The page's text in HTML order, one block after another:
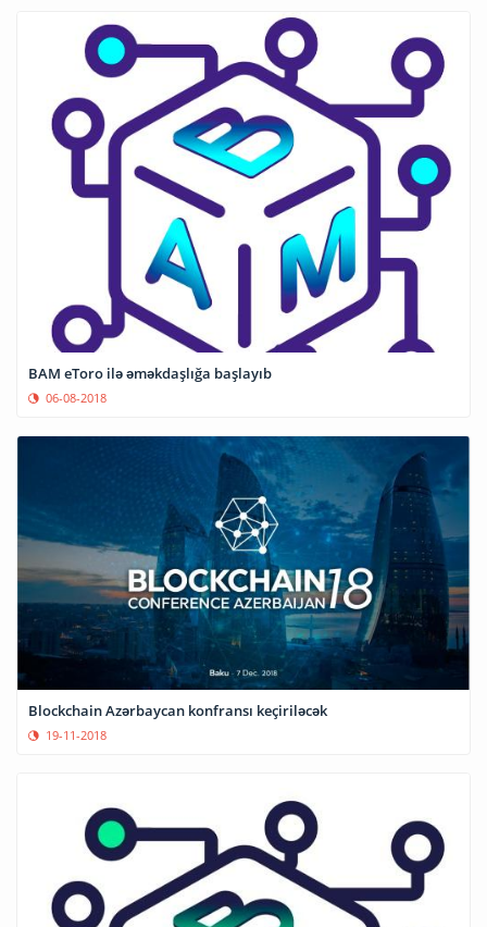
BAM eToro ilə əməkdaşlığa başlayıb
06-08-2018
Blockchain Azərbaycan konfransı keçiriləcək
19-11-2018